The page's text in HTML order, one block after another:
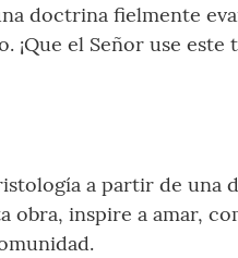
doctrina fielmente
el Señor use este
a partir de
inspire a amar,